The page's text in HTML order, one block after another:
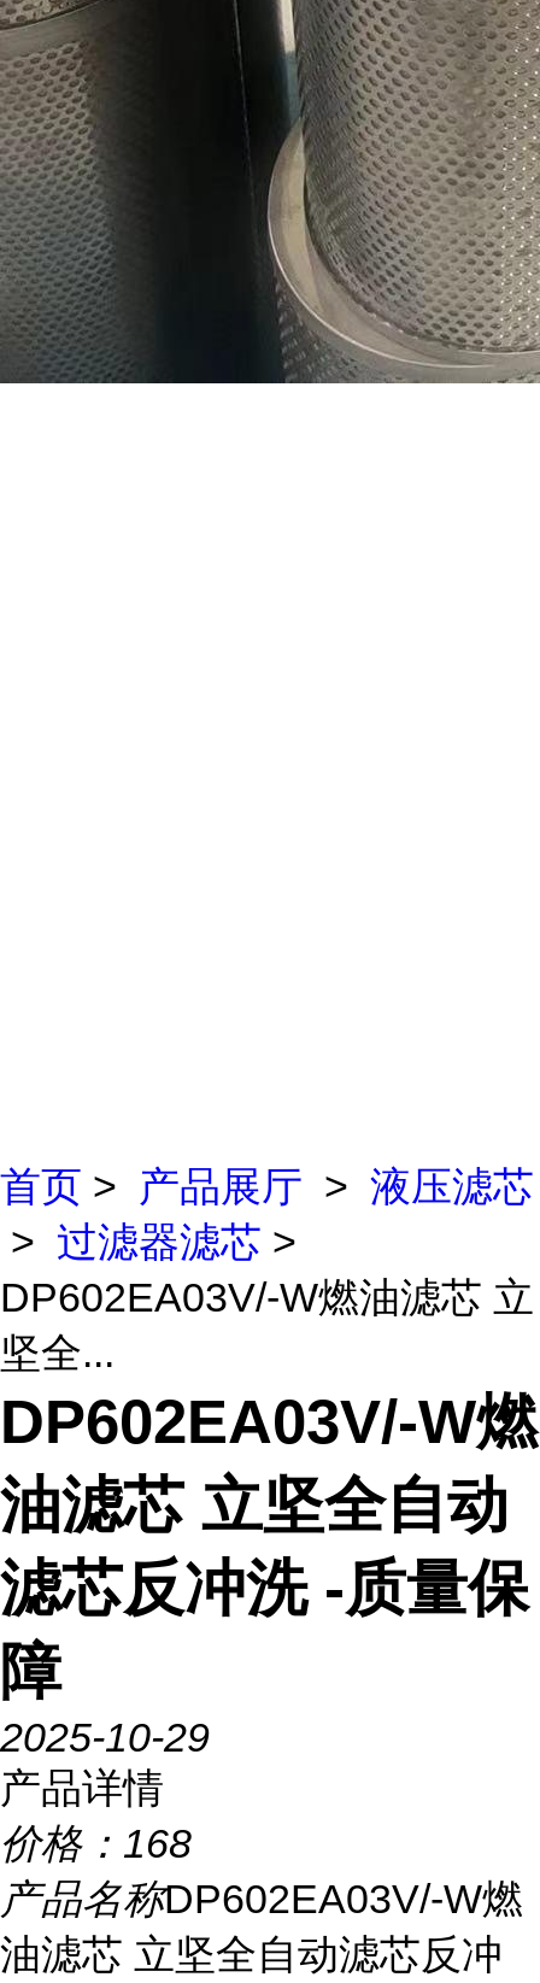
首页 > 产品展厅 > 液压滤芯
> 过滤器滤芯 >
DP602EA03V/-W燃油滤芯 立
坚全...
DP602EA03V/-W燃
油滤芯 立坚全自动
滤芯反冲洗 -质量保
障
2025-10-29
产品详情
价格： 168
产品名称DP602EA03V/-W燃
油滤芯 立坚全自动滤芯反冲